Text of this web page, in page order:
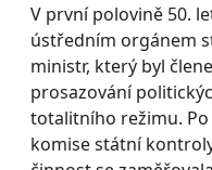
V první polovině 50.
ústředním orgánem
ministr, který byl
prosazování
totalitního režimu.
komise státní